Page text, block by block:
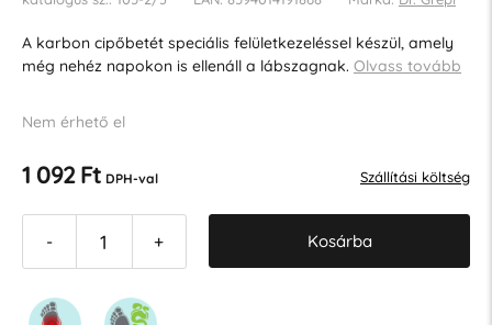
A karbon cipőbetét speciális felületkezeléssel készül, amely
még nehéz napokon is ellenáll a lábszagnak. Olvass tovább
Nem érhető el
1 092 Ft DPH-val Szállítási költség
- + Kosárba